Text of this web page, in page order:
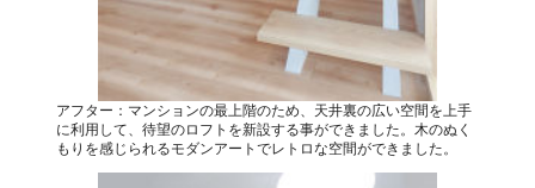
アフター：マンションの最上階のため、天井裏の広い空間を上手
に利用して、待望のロフトを新設する事ができました。木のぬく
もりを感じられるモダンアートでレトロな空間ができました。